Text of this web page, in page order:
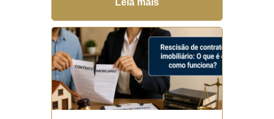
Débitos imobiliários: é um
dos documentos mais
importantes...Leia mais →
Leia mais